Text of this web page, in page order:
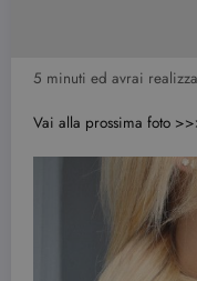
5 minuti ed avrai
Vai alla prossima foto